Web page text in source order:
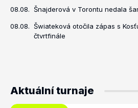
08.08. Šnajderová v Torontu nedala
08.08. Šwiateková otočila zápas s
čtvrtfinále
Aktuální turnaje